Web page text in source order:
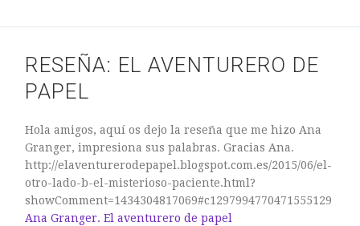
febrero 2015
diciembre 2014
noviembre 2014
RESEÑA: EL AVENTURERO DE
PAPEL
Hola amigos, aquí os dejo la reseña que me hizo Ana
Granger, impresiona sus palabras. Gracias Ana.
http://elaventurerodepapel.blogspot.com.es/2015/06/el-
otro-lado-b-el-misterioso-paciente.html?
showComment=1434304817069#c1297994770471555129
Ana Granger. El aventurero de papel